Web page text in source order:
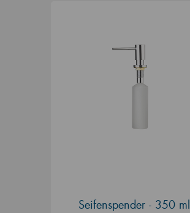
Seifenspender - 350 ml